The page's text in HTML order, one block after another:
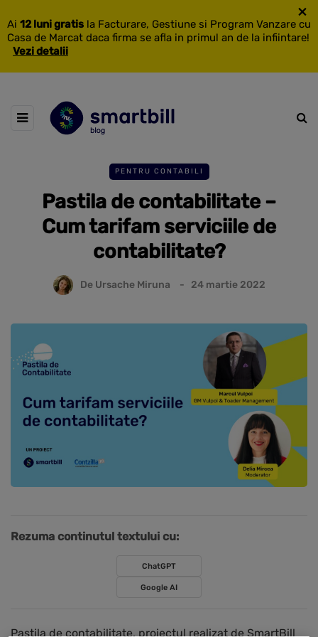
Ai 12 luni gratis la Facturare, Gestiune si Program Vanzare cu
Casa de Marcat daca firma se afla in primul an de la infiintare!
Vezi detalii
×
PENTRU CONTABILI
Pastila de contabilitate –
Cum tarifam serviciile de
contabilitate?
De Ursache Miruna 24 martie 2022
Rezuma continutul textului cu:
ChatGPT
Google AI
Pastila de contabilitate, proiectul realizat de SmartBill